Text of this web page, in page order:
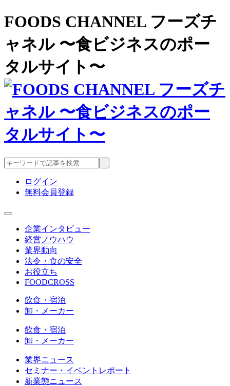
FOODS CHANNEL フーズチ
ャネル 〜食ビジネスのポー
タルサイト〜
ログイン
無料会員登録
企業インタビュー
経営ノウハウ
業界動向
法令・食の安全
お役立ち
FOODCROSS
飲食・宿泊
卸・メーカー
飲食・宿泊
卸・メーカー
業界ニュース
セミナー・イベントレポート
新業態ニュース